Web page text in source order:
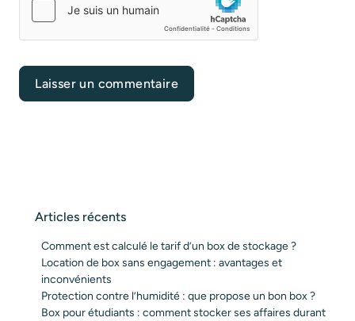
Articles récents
Comment est calculé le tarif d’un box de stockage ?
Location de box sans engagement : avantages et
inconvénients
Protection contre l’humidité : que propose un bon box ?
Box pour étudiants : comment stocker ses affaires durant